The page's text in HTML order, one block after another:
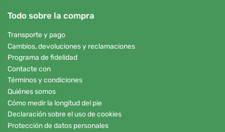
Todo sobre la compra
Transporte y pago
Cambios, devoluciones y reclamaciones
Programa de fidelidad
Contacte con
Términos y condiciones
Quiénes somos
Cómo medir la longitud del pie
Declaración sobre el uso de cookies
Protección de datos personales